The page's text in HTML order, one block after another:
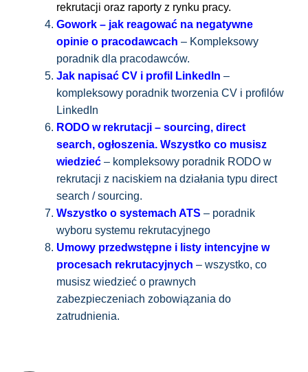
rekrutacji oraz raporty z rynku pracy.
Gowork – jak reagować na negatywne
opinie o pracodawcach – Kompleksowy
poradnik dla pracodawców.
Jak napisać CV i profil LinkedIn –
kompleksowy poradnik tworzenia CV i profilów
LinkedIn
RODO w rekrutacji – sourcing, direct
search, ogłoszenia. Wszystko co musisz
wiedzieć – kompleksowy poradnik RODO w
rekrutacji z naciskiem na działania typu direct
search / sourcing.
Wszystko o systemach ATS – poradnik
wyboru systemu rekrutacyjnego
Umowy przedwstępne i listy intencyjne w
procesach rekrutacyjnych – wszystko, co
musisz wiedzieć o prawnych
zabezpieczeniach zobowiązania do
zatrudnienia.